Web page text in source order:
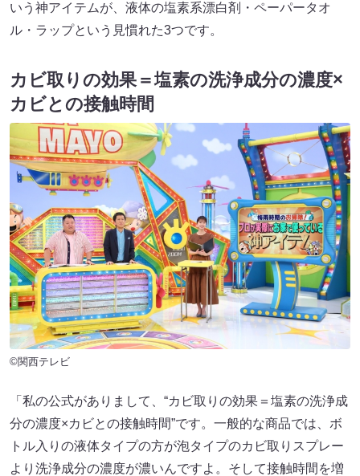
いう神アイテムが、液体の塩素系漂白剤・ペーパータオ
ル・ラップという見慣れた3つです。
カビ取りの効果＝塩素の洗浄成分の濃度×
カビとの接触時間
©関西テレビ
「私の公式がありまして、“カビ取りの効果＝塩素の洗浄成
分の濃度×カビとの接触時間”です。一般的な商品では、ボ
トル入りの液体タイプの方が泡タイプのカビ取りスプレー
より洗浄成分の濃度が濃いんですよ。そして接触時間を増